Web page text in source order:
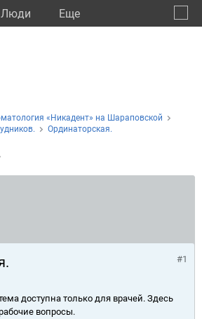
Люди Eще
«Никадент» на Шараповской
Ординаторская.
#1
доступна только для врачей. Здесь
вопросы.